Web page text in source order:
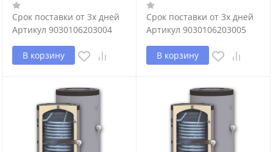
Срок поставки от 3х дней
Артикул 9030106203004
В корзину
Срок поставки от 3х дней
Артикул 9030106203005
В корзину